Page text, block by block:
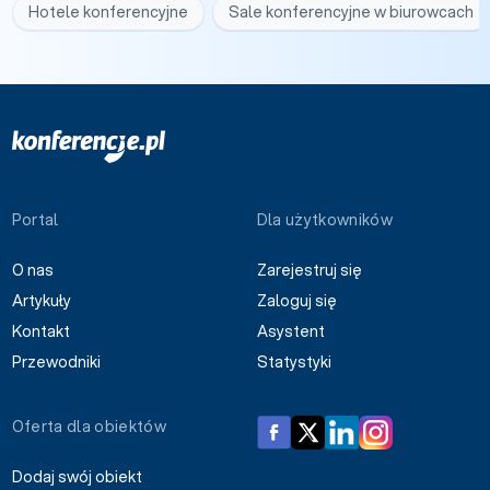
Hotele konferencyjne Sale konferencyjne w biurowcach
Portal
O nas
Artykuły
Kontakt
Przewodniki
Dla użytkowników
Zarejestruj się
Zaloguj się
Asystent
Statystyki
Oferta dla obiektów
Dodaj swój obiekt